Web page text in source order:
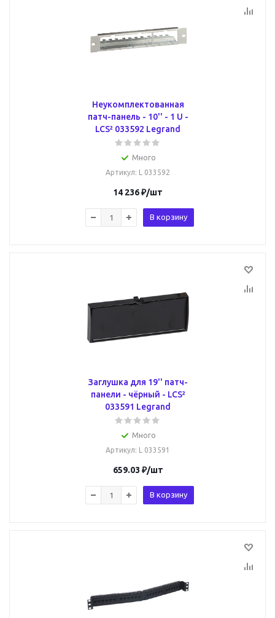
Неукомплектованная
патч-панель - 10'' - 1 U -
LCS² 033592 Legrand
Много
Артикул: L 033592
14 236₽/шт
В корзину
Заглушка для 19'' патч-
панели - чёрный - LCS²
033591 Legrand
Много
Артикул: L 033591
659.03 ₽/шт
В корзину